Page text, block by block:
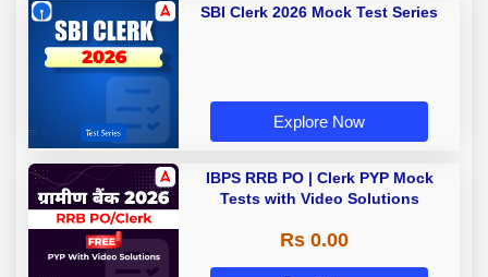
SBI Clerk 2026 Mock Test Series
Explore Now
IBPS RRB PO | Clerk PYP Mock
Tests with Video Solutions
Rs 0.00